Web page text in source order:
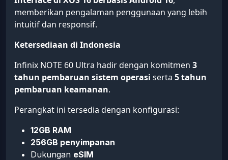
memberikan pengalaman penggunaan yang lebih
intuitif dan responsif.
Ketersediaan di Indonesia
Infinix NOTE 60 Ultra hadir dengan komitmen 3
tahun pembaruan sistem operasi serta 5 tahun
pembaruan keamanan.
Perangkat ini tersedia dengan konfigurasi:
12GB RAM
256GB penyimpanan
Dukungan eSIM